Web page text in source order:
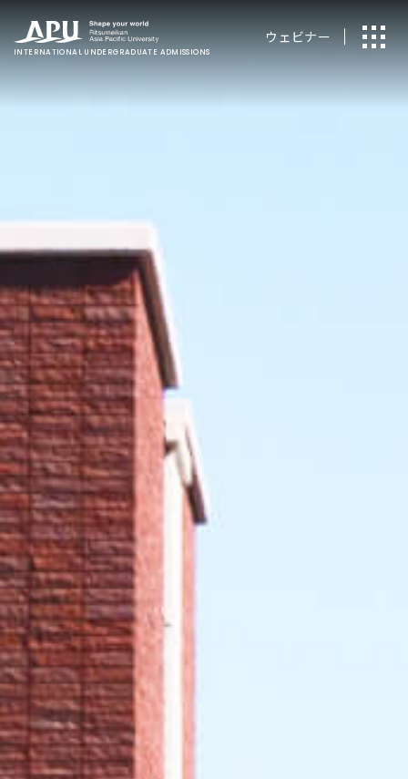
INTERNATIONAL UNDERGRADUATE ADMISSIONS
ウェビナー